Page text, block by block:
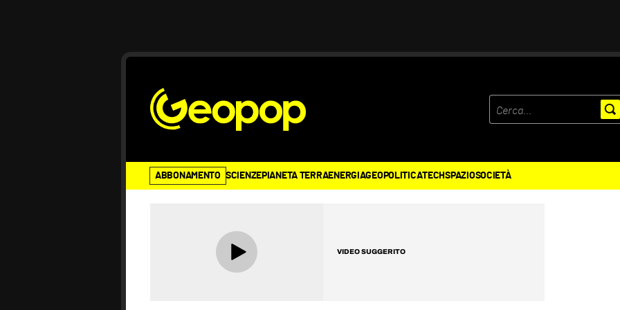
ABBONAMENTO SCIENZEPIANETA TERRAENERGIAGEOPOLITICATECHSPAZIOSOCIETÀ
VIDEO SUGGERITO